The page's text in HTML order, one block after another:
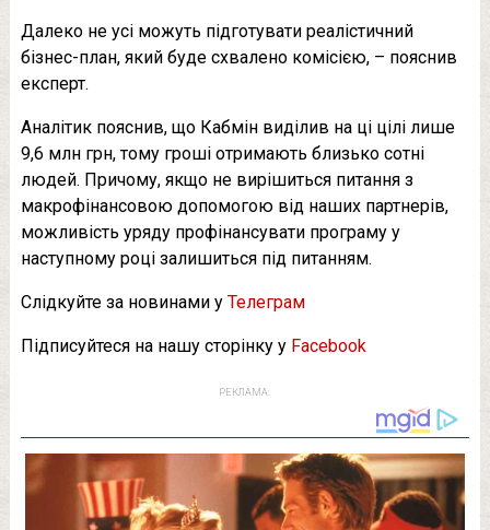
Далеко не усі можуть підготувати реалістичний
бізнес-план, який буде схвалено комісією, – пояснив
експерт.
Аналітик пояснив, що Кабмін виділив на ці цілі лише
9,6 млн грн, тому гроші отримають близько сотні
людей. Причому, якщо не вирішиться питання з
макрофінансовою допомогою від наших партнерів,
можливість уряду профінансувати програму у
наступному році залишиться під питанням.
Слідкуйте за новинами у Телеграм
Підписуйтеся на нашу сторінку у Facebook
РЕКЛАМА: